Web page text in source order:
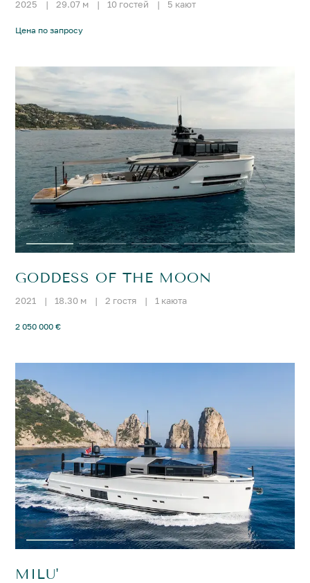
2025 | 29.07 м | 10 гостей | 5 кают
Цена по запросу
GODDESS OF THE MOON
2021 | 18.30 м | 2 гостя | 1 каюта
2 050 000 €
MILU'